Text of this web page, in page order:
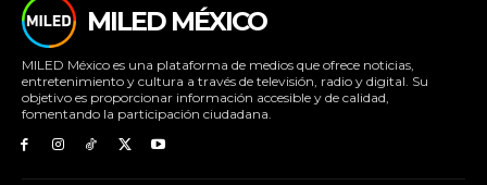
MILED MÉXICO
MILED México es una plataforma de medios que ofrece noticias,
entretenimiento y cultura a través de televisión, radio y digital. Su
objetivo es proporcionar información accesible y de calidad,
fomentando la participación ciudadana.